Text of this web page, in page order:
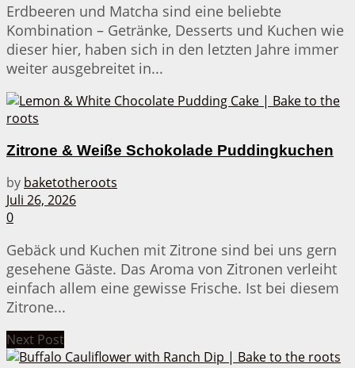
Erdbeeren und Matcha sind eine beliebte
Kombination – Getränke, Desserts und Kuchen wie
dieser hier, haben sich in den letzten Jahre immer
weiter ausgebreitet in...
Zitrone & Weiße Schokolade Puddingkuchen
by baketotheroots
Juli 26, 2026
0
Gebäck und Kuchen mit Zitrone sind bei uns gern
gesehene Gäste. Das Aroma von Zitronen verleiht
einfach allem eine gewisse Frische. Ist bei diesem
Zitrone...
Next Post